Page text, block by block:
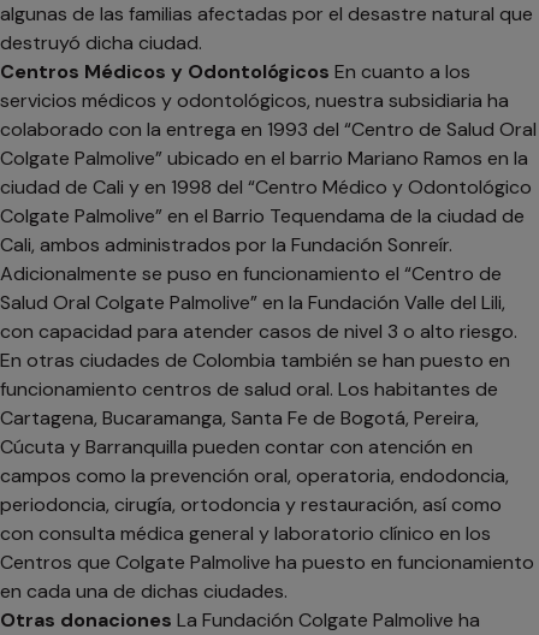
algunas de las familias afectadas por el desastre natural que
destruyó dicha ciudad.
Centros Médicos y Odontológicos En cuanto a los
servicios médicos y odontológicos, nuestra subsidiaria ha
colaborado con la entrega en 1993 del “Centro de Salud Oral
Colgate Palmolive” ubicado en el barrio Mariano Ramos en la
ciudad de Cali y en 1998 del “Centro Médico y Odontológico
Colgate Palmolive” en el Barrio Tequendama de la ciudad de
Cali, ambos administrados por la Fundación Sonreír.
Adicionalmente se puso en funcionamiento el “Centro de
Salud Oral Colgate Palmolive” en la Fundación Valle del Lili,
con capacidad para atender casos de nivel 3 o alto riesgo.
En otras ciudades de Colombia también se han puesto en
funcionamiento centros de salud oral. Los habitantes de
Cartagena, Bucaramanga, Santa Fe de Bogotá, Pereira,
Cúcuta y Barranquilla pueden contar con atención en
campos como la prevención oral, operatoria, endodoncia,
periodoncia, cirugía, ortodoncia y restauración, así como
con consulta médica general y laboratorio clínico en los
Centros que Colgate Palmolive ha puesto en funcionamiento
en cada una de dichas ciudades.
Otras donaciones La Fundación Colgate Palmolive ha